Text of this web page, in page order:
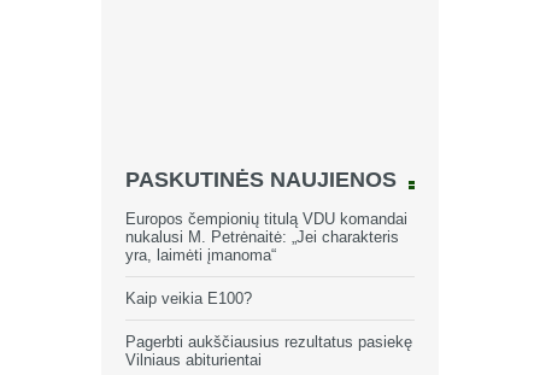
PASKUTINĖS NAUJIENOS
Europos čempionių titulą VDU komandai
nukalusi M. Petrėnaitė: „Jei charakteris
yra, laimėti įmanoma“
Kaip veikia E100?
Pagerbti aukščiausius rezultatus pasiekę
Vilniaus abiturientai